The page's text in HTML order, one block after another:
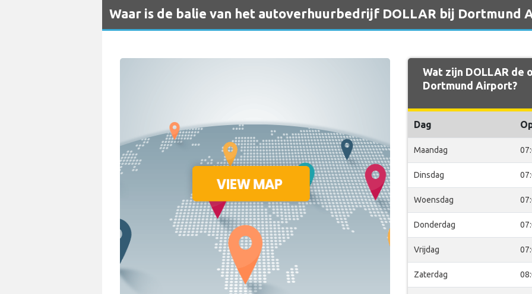
Waar is de balie van het autoverhuurbedrijf DOLLAR bij Dortmund
Wat zijn DOLLAR de
Dortmund Airport?
Dag
Maandag
Dinsdag
Woensdag
Donderdag
Vrijdag
Zaterdag